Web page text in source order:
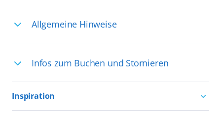
Allgemeine Hinweise
Deutschsprachige Reiseleiter:innen sind
in vielen Regionen verfügbar, aber in
einigen Ländern selten, sodass dort
englischsprachige Expert:innen die
Infos zum Buchen und Stornieren
Inspiration